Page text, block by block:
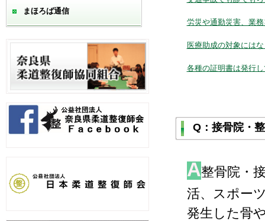
労災や通勤災害、業
医療助成の対象には
各種の証明書は発行
Q：接骨院・
A整骨院・
活、スポー
発生した骨
まほろば通信